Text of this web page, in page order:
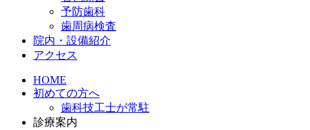
予防歯科
歯周病検査
院内・設備紹介
アクセス
HOME
初めての方へ
歯科技工士が常駐
診療案内